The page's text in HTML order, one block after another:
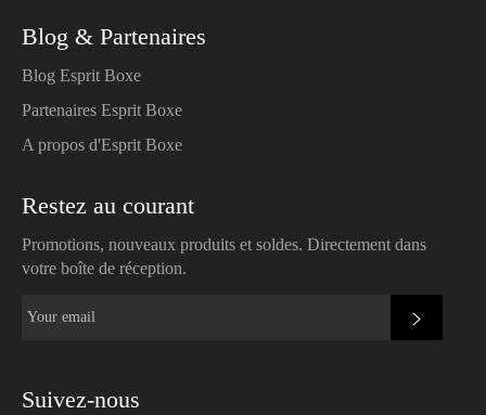
Blog & Partenaires
Blog Esprit Boxe
Partenaires Esprit Boxe
A propos d'Esprit Boxe
Restez au courant
Promotions, nouveaux produits et soldes. Directement dans
votre boîte de réception.
Suivez-nous